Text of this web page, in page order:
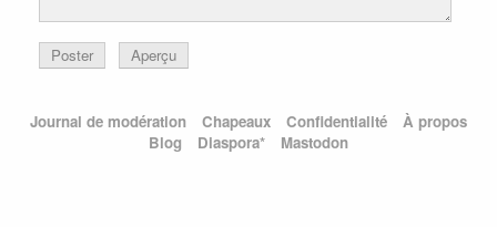
Poster Aperçu
Journal de modération Chapeaux Confidentialité
À propos
Blog
Diaspora* Mastodon